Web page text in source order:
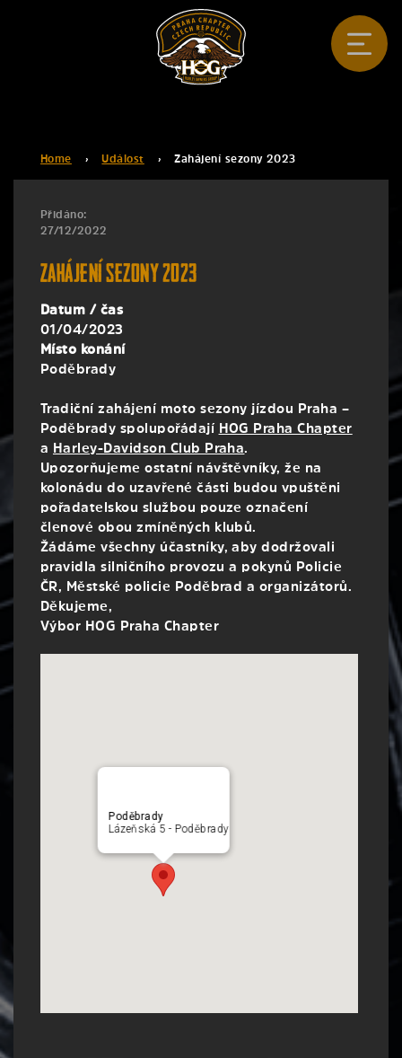
Home › Událost › Zahájení sezony 2023
Přidáno:
27/12/2022
Zahájení sezony 2023
Datum / čas
01/04/2023
Místo konání
Poděbrady
Tradiční zahájení moto sezony jízdou Praha –
Poděbrady spolupořádají HOG Praha Chapter
a Harley-Davidson Club Praha.
Upozorňujeme ostatní návštěvníky, že na
kolonádu do uzavřené části budou vpuštěni
pořadatelskou službou pouze označení
členové obou zmíněných klubů.
Žádáme všechny účastníky, aby dodržovali
pravidla silničního provozu a pokynů Policie
ČR, Městské policie Poděbrad a organizátorů.
Děkujeme,
Výbor HOG Praha Chapter
Poděbrady
Lázeňská 5 - Poděbrady